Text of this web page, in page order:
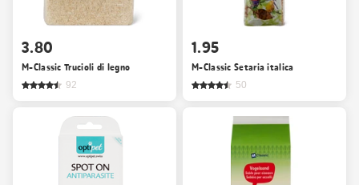
3.80
M-Classic Trucioli di legno
92
1.95
M-Classic Setaria italica
50